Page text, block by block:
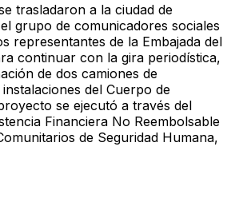
trasladaron a la ciudad de
grupo de comunicadores sociales
representantes de la Embajada del
continuar con la gira periodística,
de dos camiones de
del Cuerpo de
se ejecutó a través del
Financiera No Reembolsable
de Seguridad Humana,